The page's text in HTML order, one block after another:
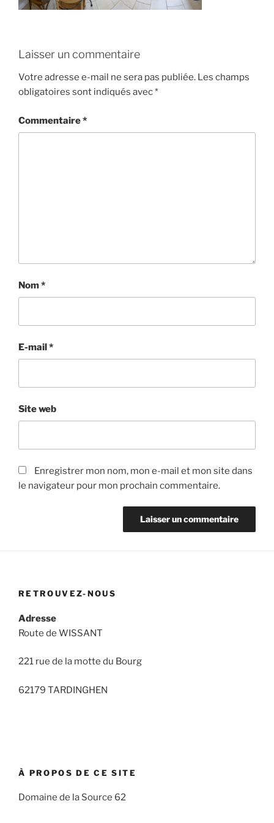
Laisser un commentaire
Votre adresse e-mail ne sera pas publiée. Les champs
obligatoires sont indiqués avec*
Commentaire*
Nom*
E-mail*
Site web
Enregistrer mon nom, mon e-mail et mon site dans
le navigateur pour mon prochain commentaire.
RETROUVEZ-NOUS
Adresse
Route de WISSANT
221 rue de la motte du Bourg
62179 TARDINGHEN
À PROPOS DE CE SITE
Domaine de la Source 62